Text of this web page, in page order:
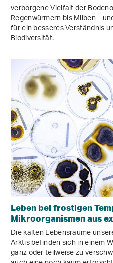
verborgene Vielfalt der
Regenwürmern bis Milben –
für ein besseres Verständnis
Biodiversität.
Leben bei frostigen
Mikroorganismen aus
Die kalten Lebensräume
Arktis befinden sich in einem
ganz oder teilweise zu